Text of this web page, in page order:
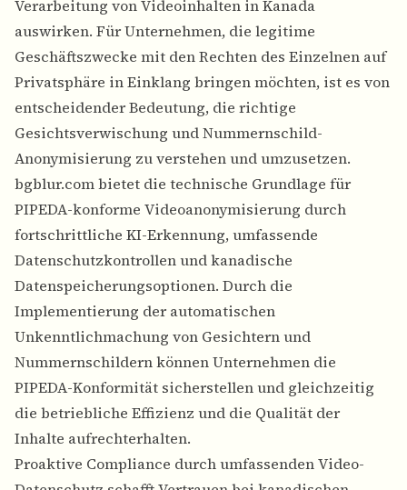
Verarbeitung von Videoinhalten in Kanada
auswirken. Für Unternehmen, die legitime
Geschäftszwecke mit den Rechten des Einzelnen auf
Privatsphäre in Einklang bringen möchten, ist es von
entscheidender Bedeutung, die richtige
Gesichtsverwischung und Nummernschild-
Anonymisierung zu verstehen und umzusetzen.
bgblur.com bietet die technische Grundlage für
PIPEDA-konforme Videoanonymisierung durch
fortschrittliche KI-Erkennung, umfassende
Datenschutzkontrollen und kanadische
Datenspeicherungsoptionen. Durch die
Implementierung der automatischen
Unkenntlichmachung von Gesichtern und
Nummernschildern können Unternehmen die
PIPEDA-Konformität sicherstellen und gleichzeitig
die betriebliche Effizienz und die Qualität der
Inhalte aufrechterhalten.
Proaktive Compliance durch umfassenden Video-